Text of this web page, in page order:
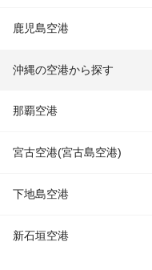
鹿児島空港
沖縄の空港から探す
那覇空港
宮古空港(宮古島空港)
下地島空港
新石垣空港